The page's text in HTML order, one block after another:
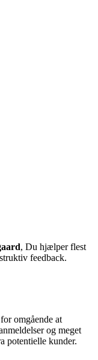
, Du hjælper flest
feedback.
omgående at
og meget
potentielle kunder.